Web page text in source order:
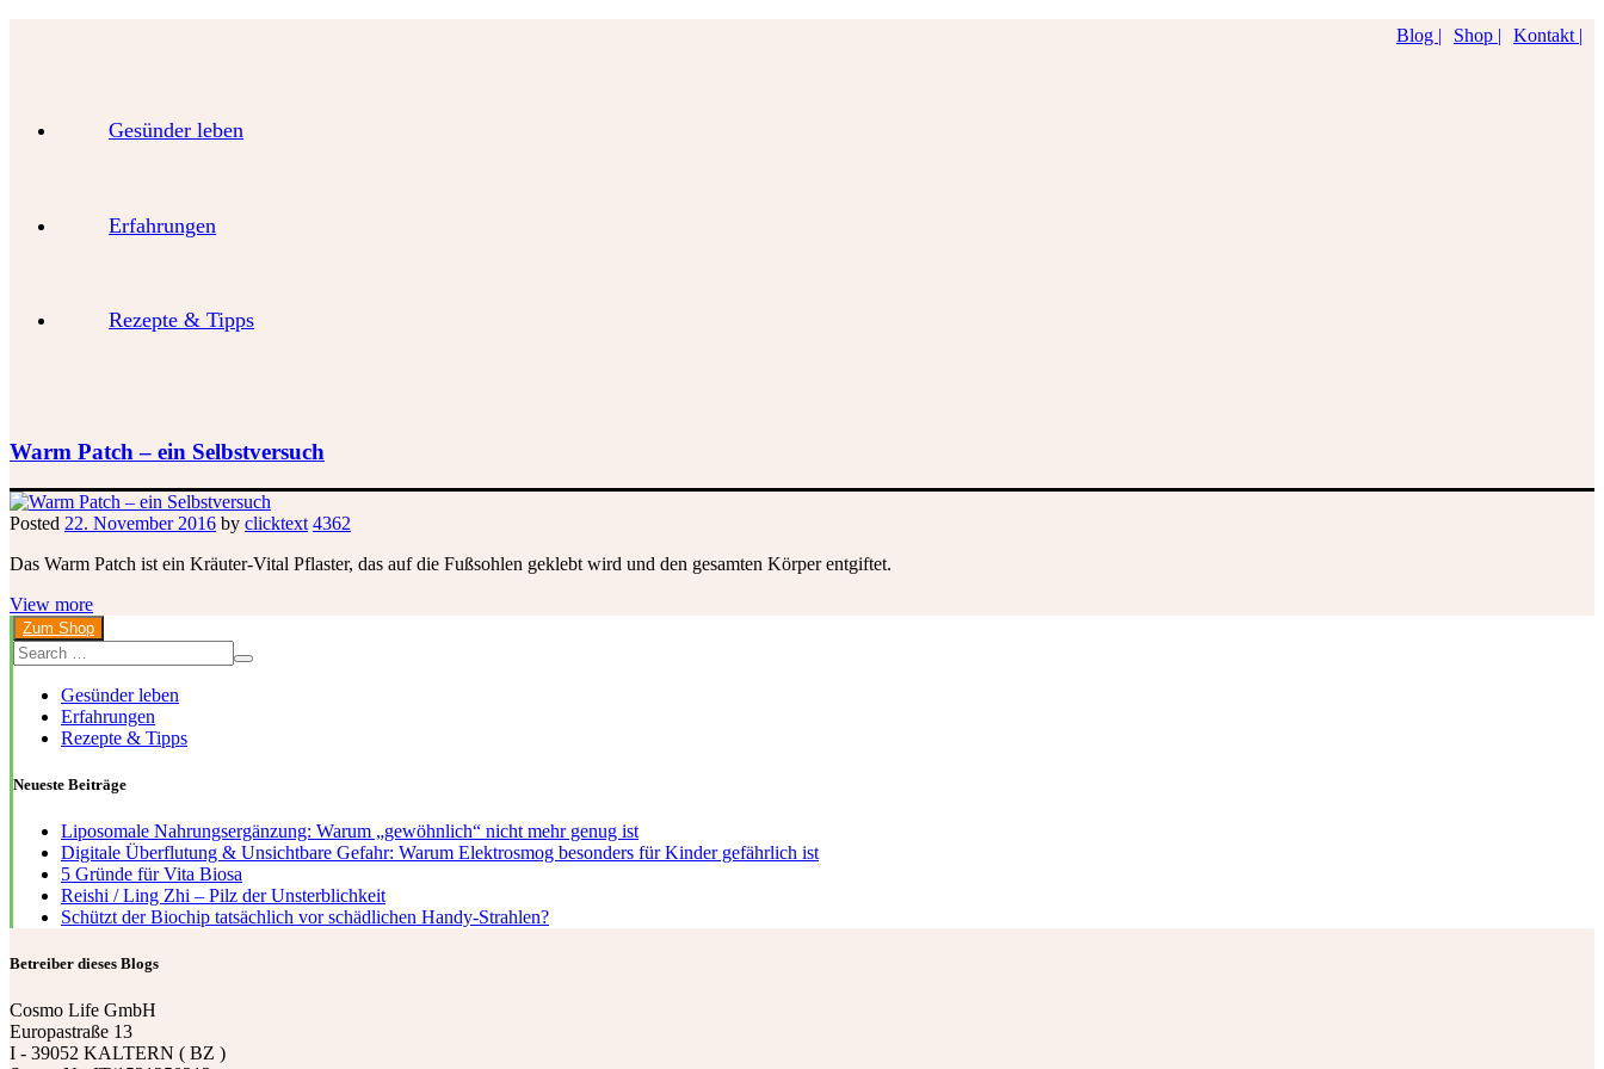
Blog | Shop | Kontakt |
Gesünder leben
Erfahrungen
Rezepte & Tipps
Warm Patch – ein Selbstversuch
Posted 22. November 2016 by clicktext 4362
Das Warm Patch ist ein Kräuter-Vital Pflaster, das auf die Fußsohlen geklebt wird und den gesamten Körper entgiftet.
View more
Zum Shop
Gesünder leben
Erfahrungen
Rezepte & Tipps
Neueste Beiträge
Liposomale Nahrungsergänzung: Warum „gewöhnlich“ nicht mehr genug ist
Digitale Überflutung & Unsichtbare Gefahr: Warum Elektrosmog besonders für Kinder gefährlich ist
5 Gründe für Vita Biosa
Reishi / Ling Zhi – Pilz der Unsterblichkeit
Schützt der Biochip tatsächlich vor schädlichen Handy-Strahlen?
Betreiber dieses Blogs
Cosmo Life GmbH
Europastraße 13
I - 39052 KALTERN ( BZ )